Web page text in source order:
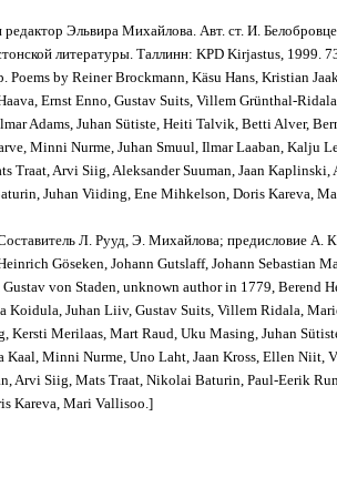
редактор Эльвира Михайлова. Aвт. ст. И.
литературы. Таллинн: KPD Kirjastus, 1999.
Poems by Reiner Brockmann, Käsu Hans, Kristian
Ernst Enno, Gustav Suits, Villem Grünthal-
Adams, Juhan Sütiste, Heiti Talvik, Betti Alver,
Minni Nurme, Juhan Smuul, Ilmar Laaban, Kalju
Traat, Arvi Siig, Aleksander Suuman, Jaan Kaplinski,
Juhan Viiding, Ene Mihkelson, Doris Kareva,
Л. Рууд, Э. Михайлова; предисловие А.
Göseken, Johann Gutslaff, Johann Sebastian
von Staden, unknown author in 1779, Berend
Koidula, Juhan Liiv, Gustav Suits, Villem Ridala,
Merilaas, Mart Raud, Uku Masing, Juhan
Kaal, Minni Nurme, Uno Laht, Jaan Kross, Ellen Niit,
Arvi Siig, Mats Traat, Nikolai Baturin, Paul-Eerik
Kareva, Mari Vallisoo.]